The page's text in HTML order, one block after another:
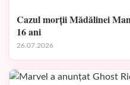
Cazul morții Mădălinei
16 ani
26.07.2026